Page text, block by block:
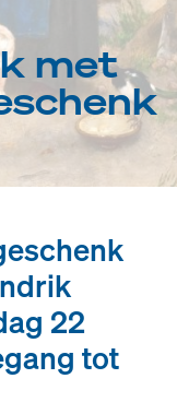
met
22
tot